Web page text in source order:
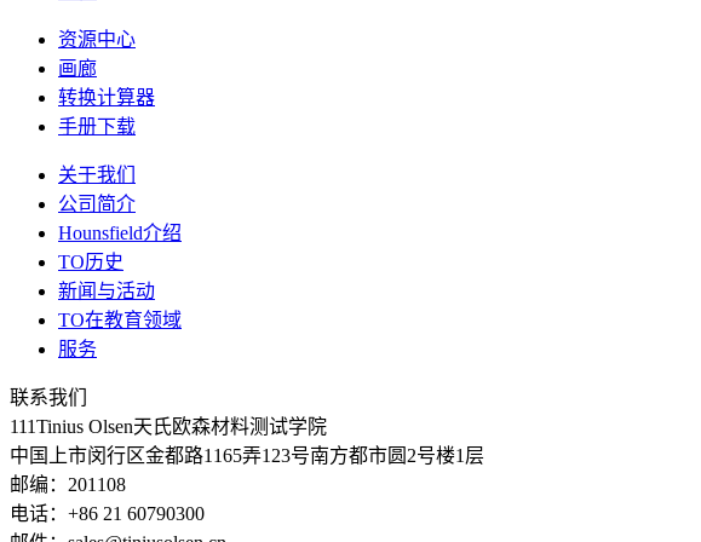
资源中心
画廊
转换计算器
手册下载
关于我们
公司简介
Hounsfield介绍
TO历史
新闻与活动
TO在教育领域
服务
联系我们
111Tinius Olsen天氏欧森材料测试学院
中国上市闵行区金都路1165弄123号南方都市圆2号楼1层
邮编：201108
电话：+86 21 60790300